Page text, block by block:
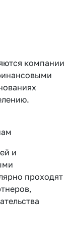
компании
и
проходят